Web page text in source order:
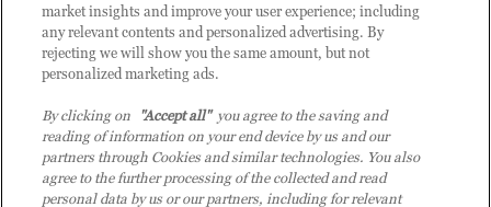
market insights and improve your user experience; including
any relevant contents and personalized advertising. By
rejecting we will show you the same amount, but not
personalized marketing ads.
By clicking on "Accept all"you agree to the saving and
reading of information on your end device by us and our
partners through Cookies and similar technologies. You also
agree to the further processing of the collected and read
personal data by us or our partners, including for relevant